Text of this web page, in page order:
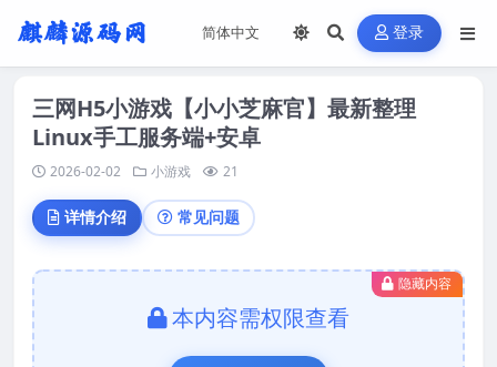
登录
三网H5小游戏【小小芝麻官】最新整理
Linux手工服务端+安卓
2026-02-02 小游戏 21
详情介绍 常见问题
隐藏内容
本内容需权限查看